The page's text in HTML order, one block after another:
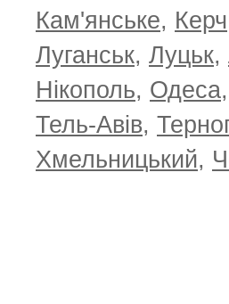
Кам'янське, Керч
Луганськ, Луцьк,
Нікополь, Одеса,
Тель-Авів,
Хмельницький,